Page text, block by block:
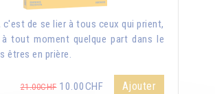
c'est de se lier à tous ceux qui prient,
tout moment quelque part dans le
êtres en prière.
21.00CHF10.00CHF Ajouter